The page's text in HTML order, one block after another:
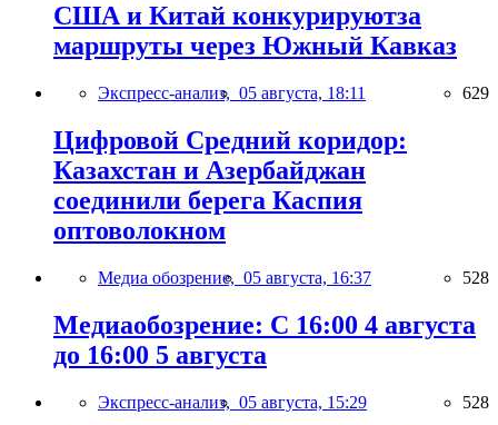
США и Китай конкурируютза
маршруты через Южный Кавказ
Экспресс-анализ, 05 августа, 18:11 629
Цифровой Средний коридор:
Казахстан и Азербайджан
соединили берега Каспия
оптоволокном
Медиа обозрение, 05 августа, 16:37 528
Медиаобозрение: С 16:00 4 августа
до 16:00 5 августа
Экспресс-анализ, 05 августа, 15:29 528